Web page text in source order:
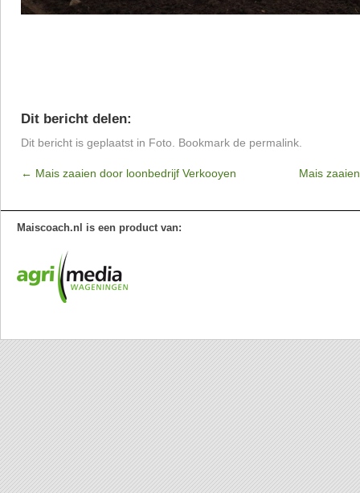
Dit bericht delen:
Dit bericht is geplaatst in Foto . Bookmark de permalink
← Mais zaaien door loonbedrijf Verkooyen Mais
Maiscoach.nl is een product van: